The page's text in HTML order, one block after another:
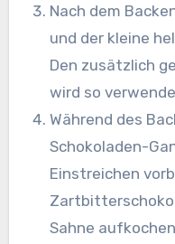
Nach dem
und der kleine
Den zusätzlich
wird so
Während des
Schokoladen-
Einstreichen
Sahne